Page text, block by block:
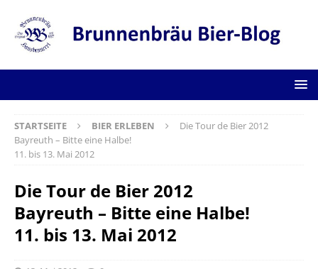
STARTSEITE BIER ERLEBEN
Die Tour de Bier 2012
Bayreuth – Bitte eine Halbe!
11. bis 13. Mai 2012
Die Tour de Bier 2012
Bayreuth – Bitte eine Halbe!
11. bis 13. Mai 2012